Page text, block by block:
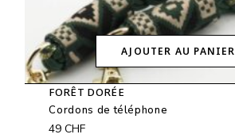
AJOUTER AU PANIER
FORÊT DORÉE
Cordons de téléphone
49CHF